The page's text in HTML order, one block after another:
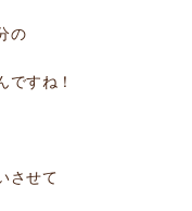
の
ですね！
させて